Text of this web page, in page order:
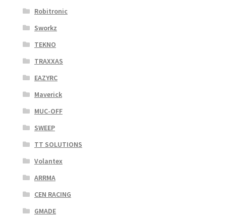
Robitronic
Sworkz
TEKNO
TRAXXAS
EAZYRC
Maverick
MUC-OFF
SWEEP
TT SOLUTIONS
Volantex
ARRMA
CEN RACING
GMADE